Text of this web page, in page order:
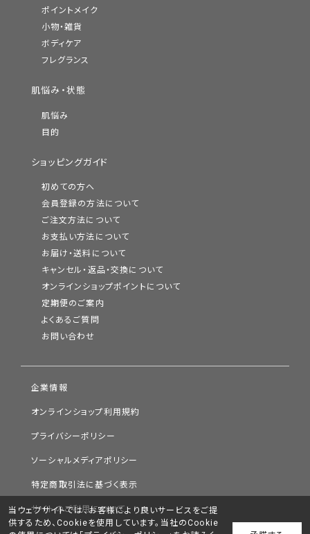
ポイントメイク
小物・雑貨
ボディケア
フレグランス
肌悩み・状態
肌悩み
目的
ショッピングガイド
初めての方へ
会員登録の方法について
ご注文方法について
お支払い方法について
お届け・送料について
キャンセル・返品・交換について
オンラインショップポイントについて
定期便のご案内
よくあるご質問
お問い合わせ
企業情報
オンラインショップ利用規約
プライバシーポリシー
ソーシャルメディアポリシー
特定商取引法に基づく表示
サイトのご利用について
当ウェブサイトでは、お客様により良いサービスをご提
供するため、Cookieを使用しています。当社のCookie